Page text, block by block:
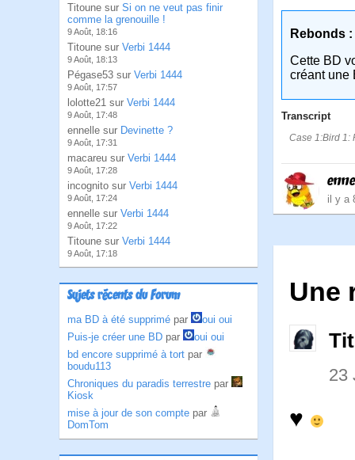
Titoune sur Si on ne veut pas finir
comme la grenouille !
9 Août, 18:16
Titoune sur Verbi 1444
9 Août, 18:13
Pégase53 sur Verbi 1444
9 Août, 17:57
lolotte21 sur Verbi 1444
9 Août, 17:48
ennelle sur Devinette ?
9 Août, 17:31
macareu sur Verbi 1444
9 Août, 17:28
incognito sur Verbi 1444
9 Août, 17:24
ennelle sur Verbi 1444
9 Août, 17:22
Titoune sur Verbi 1444
9 Août, 17:18
Sujets récents du Forum
ma BD à été supprimé par
oui oui
Puis-je créer une BD par
oui oui
bd encore supprimé à tort par
boudu113
Chroniques du paradis terrestre par
Kiosk
mise à jour de son compte par
DomTom
Rebonds :
Cette BD
créant une
Transcript
Case 1:Bird 1:
il y a
Une
23
♥